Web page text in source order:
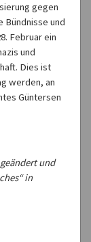
gegen
Bündnisse und
Februar ein
und
Dies ist
werden, an
Güntersen
und
in